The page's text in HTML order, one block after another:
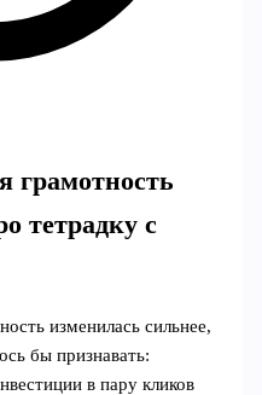
грамотность
тетрадку с
изменилась сильнее,
бы признавать:
в пару кликов